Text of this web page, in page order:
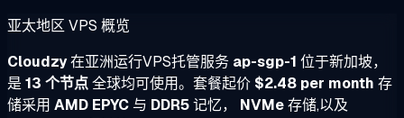
亚太地区 VPS 概览
Cloudzy在亚洲运行VPS托管服务 ap-sgp-1 位于新加坡，
是 13 个节点全球均可使用。套餐起价 $2.48 per month 存
储采用 AMD EPYC 与 DDR5记忆， NVMe存储,以及